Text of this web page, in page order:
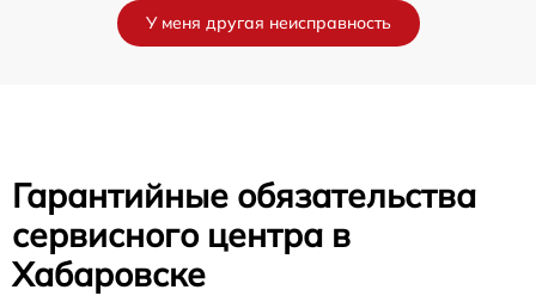
У меня другая неисправность
Гарантийные обязательства
сервисного центра в
Хабаровске